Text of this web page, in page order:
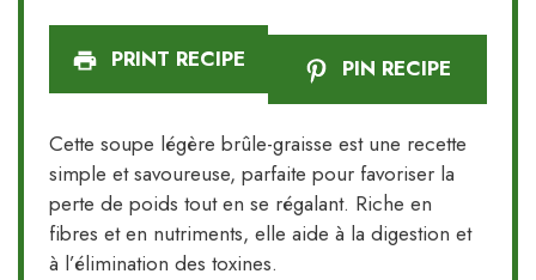
PRINT RECIPE PIN RECIPE
Cette soupe légère brûle-graisse est une recette
simple et savoureuse, parfaite pour favoriser la
perte de poids tout en se régalant. Riche en
fibres et en nutriments, elle aide à la digestion et
à l’élimination des toxines.